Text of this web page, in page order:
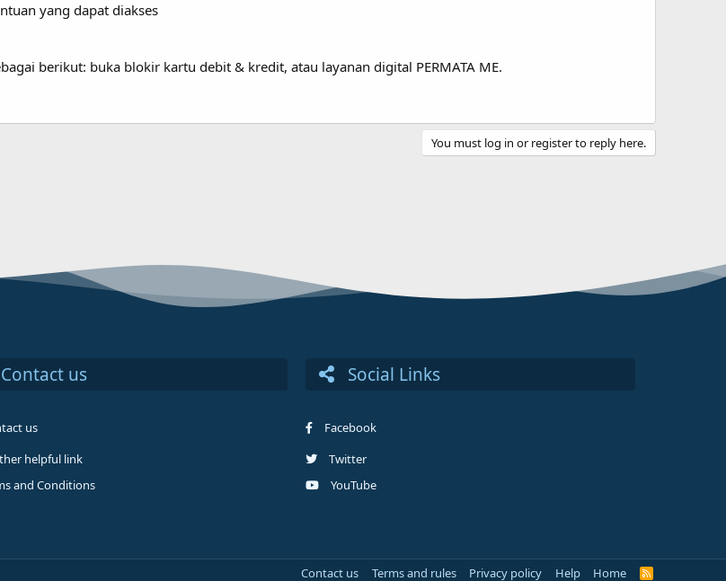
yang dapat diakses
berikut: buka blokir kartu debit & kredit, atau layanan digital PERMATA ME.
You must log in or register to reply here.
Contact us
us
helpful link
and Conditions
Social Links
Facebook
Twitter
YouTube
Contact us Terms and rules Privacy policy Help Home
R